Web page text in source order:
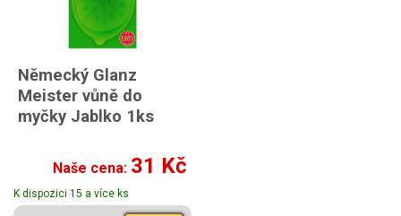
Německý Glanz
Meister vůně do
myčky Jablko 1ks
Naše cena: 31 Kč
K dispozici 15 a více ks